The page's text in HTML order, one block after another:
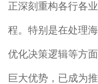
正深刻重构各行各
程。特别是在处理
优化决策逻辑等方
巨大优势，已成为